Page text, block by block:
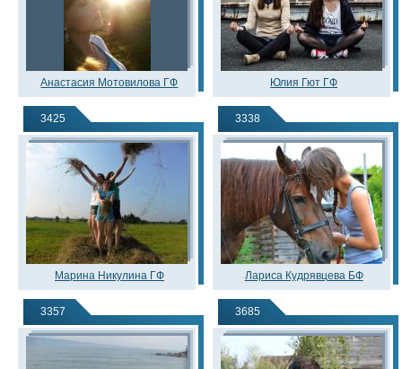
Анастасия Мотовилова ГФ Юлия Гют ГФ
3425
Марина Никулина ГФ
3338
Лариса Кудрявцева БФ
3357 3685